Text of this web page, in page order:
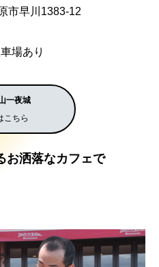
市早川1383‐12
場あり
一夜城
こちら
お洒落なカフェで